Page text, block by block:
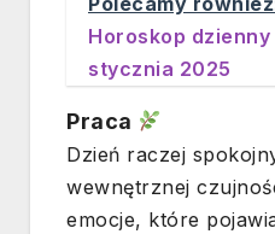
Horoskop dzienny
stycznia 2025
Praca
Dzień raczej
wewnętrznej
emocje, które